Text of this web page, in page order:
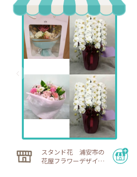
スタンド花 浦安市の
花屋フラワーデザイ